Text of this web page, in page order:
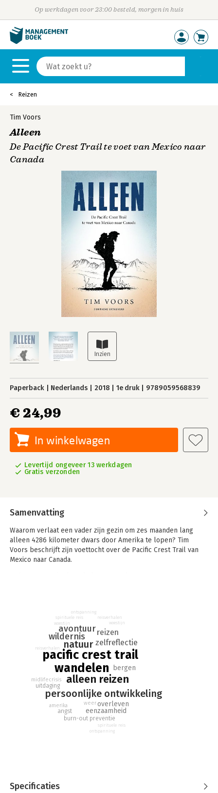
Op werkdagen voor 23:00 besteld, morgen in huis
Reizen
Tim Voors
Alleen
De Pacific Crest Trail te voet van Mexico naar
Canada
Paperback Nederlands 2018 1e druk 9789059568839
€ 24,99
In winkelwagen
Levertijd ongeveer 13 werkdagen
Gratis verzonden
Samenvatting
Waarom verlaat een vader zijn gezin om zes maanden lang
alleen 4286 kilometer dwars door Amerika te lopen? Tim
Voors beschrijft zijn voettocht over de Pacific Crest Trail van
Mexico naar Canada.
wildernis, maakt nieuwe vrienden en moet zich constant
aanpassen aan de onvoorspelbaarheid van het weer en de
Tim Voors neemt je mee door de fysieke, mentale en spirituele
fases van deze lange tocht door de wildernis. Klim in zijn
rugzak en leer dat alleen-zijn je heel veel kan opleveren en
een burn-out kan voorkomen.
pacific crest trail
wandelen
alleen reizen
natuur
persoonlijke ontwikkeling
wildernis
avontuurreizen
zelfreflectie
overleven
bergen
eenzaamheid
burn-out preventie
angst
uitdaging
weer
amerika
midlifecrisis
reisverhalen
woestijn
spirituele reis
ontspanning
reisverhalen
woestijn
spirituele reis
ontspanning
Specificaties